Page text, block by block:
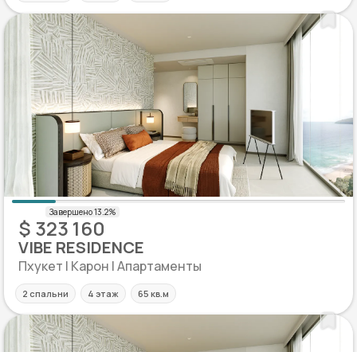
$ 323 160
VIBE RESIDENCE
Пхукет | Карон | Апартаменты
2 спальни 4 этаж 65 кв.м